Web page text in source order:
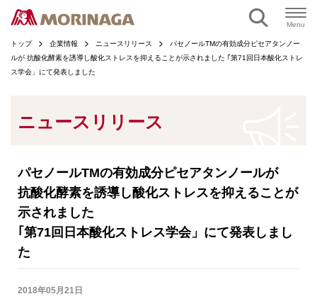
Menu
トップ 企業情報 ニュースリリース
パセノールTMの有効成分ピセアタンノー
ルが 抗酸化酵素を誘導し酸化ストレスを抑えることが示されました ｢第71回日本酸化ストレ
ス学会」にて発表しました
ニュースリリース
パセノールTMの有効成分ピセアタンノールが
抗酸化酵素を誘導し酸化ストレスを抑えることが
示されました
｢第71回日本酸化ストレス学会」にて発表しまし
た
2018年05月21日